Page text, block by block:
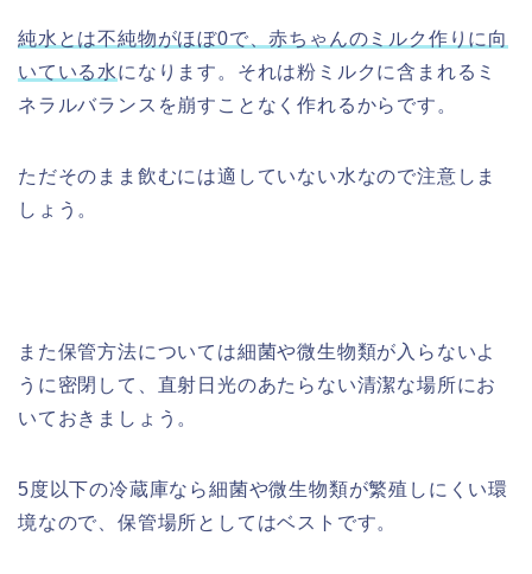
純水とは不純物がほぼ0で、赤ちゃんのミルク作りに向
いている水になります。それは粉ミルクに含まれるミ
ネラルバランスを崩すことなく作れるからです。
ただそのまま飲むには適していない水なので注意しま
しょう。
また保管方法については細菌や微生物類が入らないよ
うに密閉して、直射日光のあたらない清潔な場所にお
いておきましょう。
5度以下の冷蔵庫なら細菌や微生物類が繁殖しにくい環
境なので、保管場所としてはベストです。